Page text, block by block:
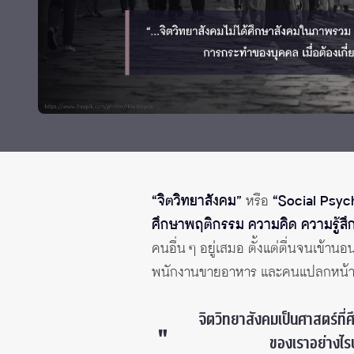
Grants
“จิตวิทยาสังคม” หรือ “Social
ศึกษาพฤติกรรม ความคิด ความรู้สึ
คนอื่น ๆ อยู่เสมอ ตั้งแต่ตื่นจนเข้านอ
พนักงานขายอาหาร และคนแปลกหน้
จิตวิทยาสังคมเป็นศาสตร์ที่
ของเราอย่าง